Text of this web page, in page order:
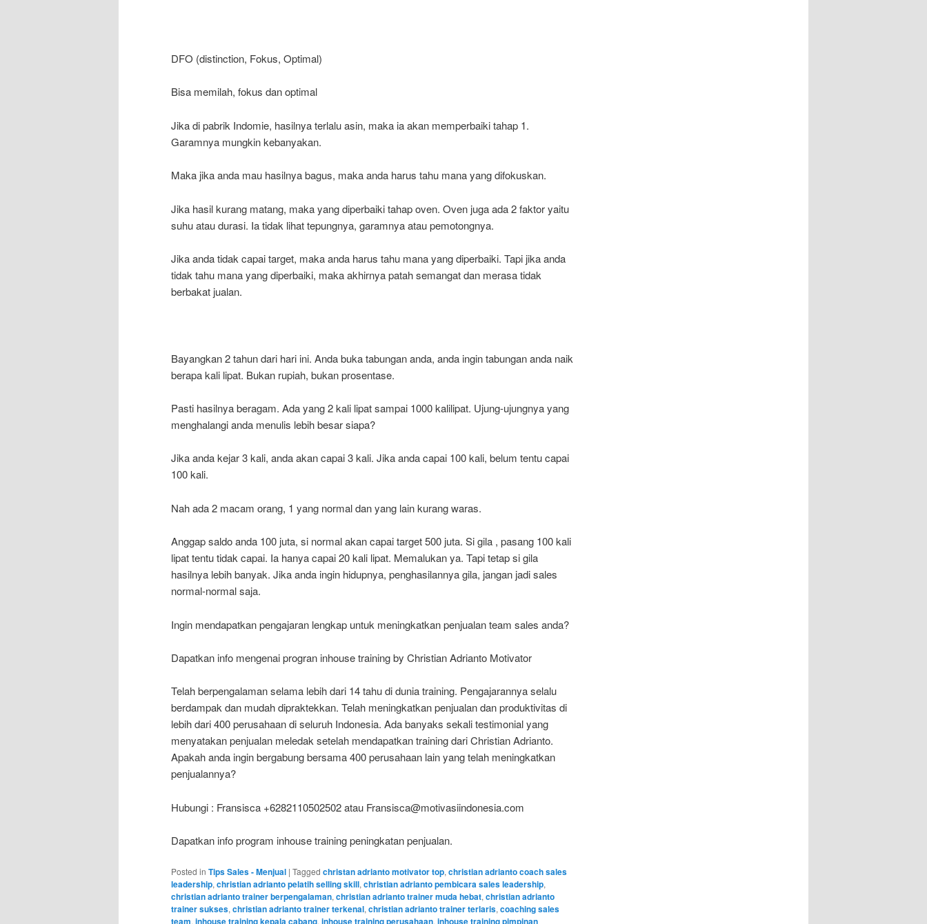
DFO (distinction, Fokus, Optimal)
Bisa memilah, fokus dan optimal
Jika di pabrik Indomie, hasilnya terlalu asin, maka ia akan memperbaiki tahap 1.
Garamnya mungkin kebanyakan.
Maka jika anda mau hasilnya bagus, maka anda harus tahu mana yang difokuskan.
Jika hasil kurang matang, maka yang diperbaiki tahap oven. Oven juga ada 2 faktor yaitu
suhu atau durasi. Ia tidak lihat tepungnya, garamnya atau pemotongnya.
Jika anda tidak capai target, maka anda harus tahu mana yang diperbaiki. Tapi jika anda
tidak tahu mana yang diperbaiki, maka akhirnya patah semangat dan merasa tidak
berbakat jualan.
Bayangkan 2 tahun dari hari ini. Anda buka tabungan anda, anda ingin tabungan anda naik
berapa kali lipat. Bukan rupiah, bukan prosentase.
Pasti hasilnya beragam. Ada yang 2 kali lipat sampai 1000 kalilipat. Ujung-ujungnya yang
menghalangi anda menulis lebih besar siapa?
Jika anda kejar 3 kali, anda akan capai 3 kali. Jika anda capai 100 kali, belum tentu capai
100 kali.
Nah ada 2 macam orang, 1 yang normal dan yang lain kurang waras.
Anggap saldo anda 100 juta, si normal akan capai target 500 juta. Si gila , pasang 100 kali
lipat tentu tidak capai. Ia hanya capai 20 kali lipat. Memalukan ya. Tapi tetap si gila
hasilnya lebih banyak. Jika anda ingin hidupnya, penghasilannya gila, jangan jadi sales
normal-normal saja.
Ingin mendapatkan pengajaran lengkap untuk meningkatkan penjualan team sales anda?
Dapatkan info mengenai progran inhouse training by Christian Adrianto Motivator
Telah berpengalaman selama lebih dari 14 tahu di dunia training. Pengajarannya selalu
berdampak dan mudah dipraktekkan. Telah meningkatkan penjualan dan produktivitas di
lebih dari 400 perusahaan di seluruh Indonesia. Ada banyaks sekali testimonial yang
menyatakan penjualan meledak setelah mendapatkan training dari Christian Adrianto.
Apakah anda ingin bergabung bersama 400 perusahaan lain yang telah meningkatkan
penjualannya?
Hubungi : Fransisca +6282110502502 atau Fransisca@motivasiindonesia.com
Dapatkan info program inhouse training peningkatan penjualan.
Posted in Tips Sales - Menjual | Tagged christan adrianto motivator top,christian adrianto coach sales
leadership,christian adrianto pelatih selling skill,christian adrianto pembicara sales leadership,
christian adrianto trainer berpengalaman,christian adrianto trainer muda hebat,christian adrianto
trainer sukses,christian adrianto trainer terkenal,christian adrianto trainer terlaris,coaching sales
, , ,